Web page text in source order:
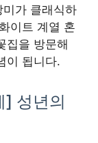
가 클래식하
이트 계열 혼
집을 방문해
이 됩니다.
] 성년의